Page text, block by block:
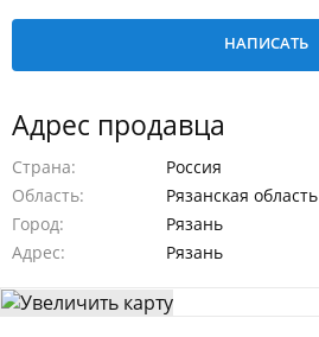
Адрес продавца
Страна
Россия
Область
Рязанская область
Город
Рязань
Адрес
Рязань